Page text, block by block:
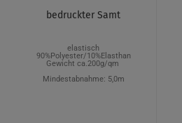
bedruckter Samt
elastisch
90%Polyester/10%Elasthan
Gewicht ca.200g/qm
Mindestabnahme: 5,0m